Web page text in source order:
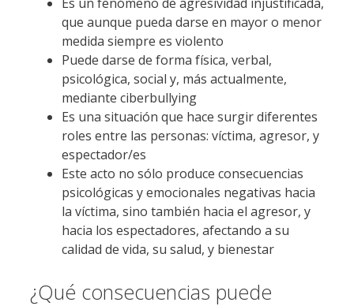
que aunque pueda darse en mayor o menor
medida siempre es violento
Puede darse de forma física, verbal,
psicológica, social y, más actualmente,
mediante ciberbullying
Es una situación que hace surgir diferentes
roles entre las personas: víctima, agresor, y
espectador/es
Este acto no sólo produce consecuencias
psicológicas y emocionales negativas hacia
la víctima, sino también hacia el agresor, y
hacia los espectadores, afectando a su
calidad de vida, su salud, y bienestar
¿Qué consecuencias puede